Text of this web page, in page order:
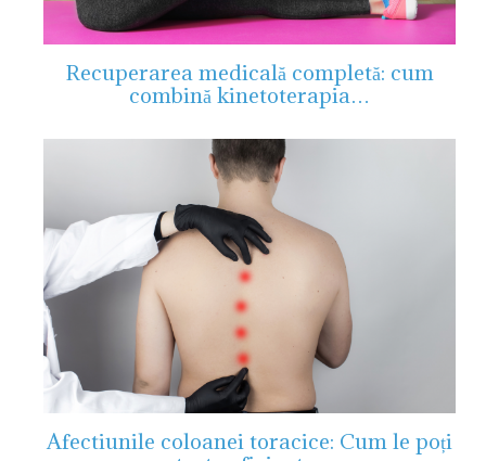
Recuperarea medicală completă: cum
combină kinetoterapia…
Afectiunile coloanei toracice: Cum le poți